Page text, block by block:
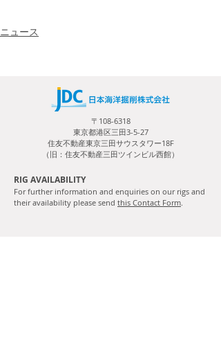
ニュース
〒108-6318
東京都港区三田3-5-27
住友不動産東京三田サウスタワー18F
（旧：住友不動産三田ツインビル西館）
RIG AVAILABILITY
For further information and enquiries on our rigs and
their availability please send this Contact Form.